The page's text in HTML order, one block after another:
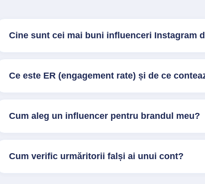
Cine sunt cei mai buni influenceri Instagram
Ce este ER (engagement rate) și de ce
Cum aleg un influencer pentru brandul meu?
Cum verific urmăritorii falși ai unui cont?